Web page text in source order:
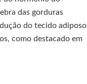
das gorduras
do tecido adiposo
como destacado em